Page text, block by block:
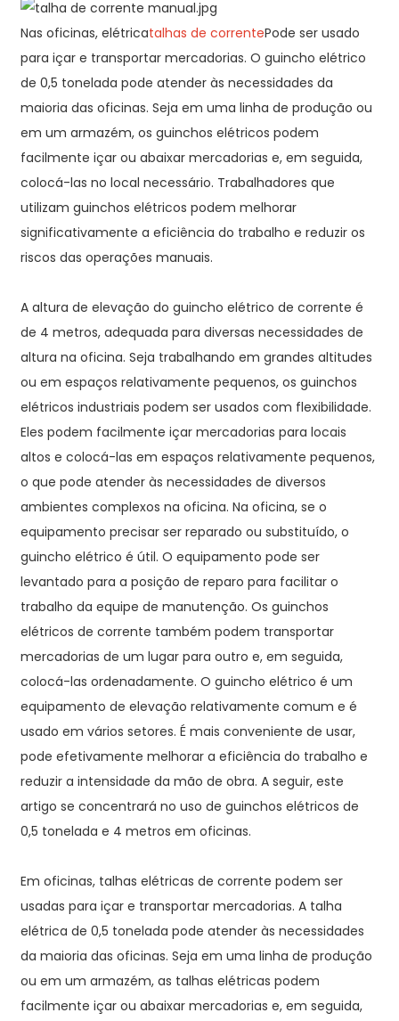
Nas oficinas, elétricatalhas de correntePode ser usado
para içar e transportar mercadorias. O guincho elétrico
de 0,5 tonelada pode atender às necessidades da
maioria das oficinas. Seja em uma linha de produção ou
em um armazém, os guinchos elétricos podem
facilmente içar ou abaixar mercadorias e, em seguida,
colocá-las no local necessário. Trabalhadores que
utilizam guinchos elétricos podem melhorar
significativamente a eficiência do trabalho e reduzir os
riscos das operações manuais.
A altura de elevação do guincho elétrico de corrente é
de 4 metros, adequada para diversas necessidades de
altura na oficina. Seja trabalhando em grandes altitudes
ou em espaços relativamente pequenos, os guinchos
elétricos industriais podem ser usados ​​com flexibilidade.
Eles podem facilmente içar mercadorias para locais
altos e colocá-las em espaços relativamente pequenos,
o que pode atender às necessidades de diversos
ambientes complexos na oficina. Na oficina, se o
equipamento precisar ser reparado ou substituído, o
guincho elétrico é útil. O equipamento pode ser
levantado para a posição de reparo para facilitar o
trabalho da equipe de manutenção. Os guinchos
elétricos de corrente também podem transportar
mercadorias de um lugar para outro e, em seguida,
colocá-las ordenadamente. O guincho elétrico é um
equipamento de elevação relativamente comum e é
usado em vários setores. É mais conveniente de usar,
pode efetivamente melhorar a eficiência do trabalho e
reduzir a intensidade da mão de obra. A seguir, este
artigo se concentrará no uso de guinchos elétricos de
0,5 tonelada e 4 metros em oficinas.
Em oficinas, talhas elétricas de corrente podem ser
usadas para içar e transportar mercadorias. A talha
elétrica de 0,5 tonelada pode atender às necessidades
da maioria das oficinas. Seja em uma linha de produção
ou em um armazém, as talhas elétricas podem
facilmente içar ou abaixar mercadorias e, em seguida,